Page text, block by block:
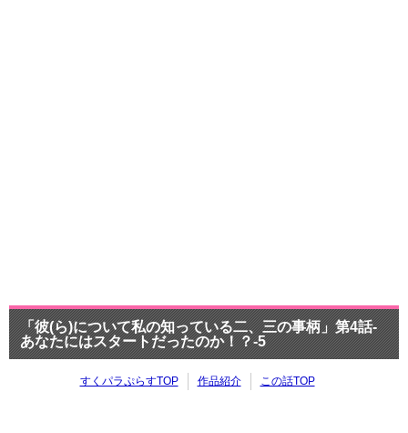
「彼(ら)について私の知っている二、三の事柄」第4話-
あなたにはスタートだったのか！？-5
すくパラぷらすTOP 作品紹介 この話TOP